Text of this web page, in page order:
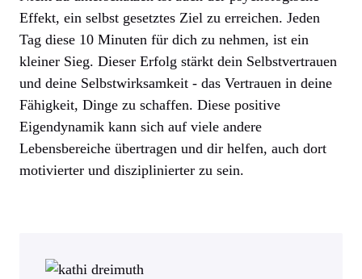
Effekt, ein selbst gesetztes Ziel zu erreichen. Jeden
Tag diese 10 Minuten für dich zu nehmen, ist ein
kleiner Sieg. Dieser Erfolg stärkt dein Selbstvertrauen
und deine Selbstwirksamkeit - das Vertrauen in deine
Fähigkeit, Dinge zu schaffen. Diese positive
Eigendynamik kann sich auf viele andere
Lebensbereiche übertragen und dir helfen, auch dort
motivierter und disziplinierter zu sein.